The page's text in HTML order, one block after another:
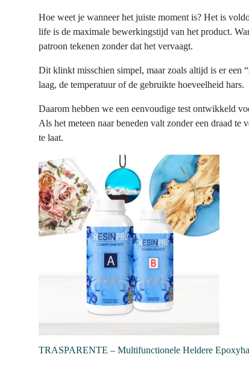
Hoe weet je wanneer het juiste moment is? Het is
life is de maximale bewerkingstijd van het product.
patroon tekenen zonder dat het vervaagt.
Dit klinkt misschien simpel, maar zoals altijd is er een
laag, de temperatuur of de gebruikte hoeveelheid hars.
Daarom hebben we een eenvoudige test ontwikkeld
Als het meteen naar beneden valt zonder een draad
te laat.
TRASPARENTE – Multifunctionele Heldere